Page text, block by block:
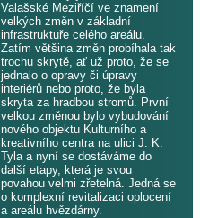
Valašské Meziříčí ve znamení
velkých změn v základní
infrastruktuře celého areálu.
Zatím většina změn probíhala tak
trochu skrytě, ať už proto, že se
jednalo o opravy či úpravy
interiérů nebo proto, že byla
skryta za hradbou stromů. První
velkou změnou bylo vybudování
nového objektu Kulturního a
kreativního centra na ulici J. K.
Tyla a nyní se dostáváme do
další etapy, která je svou
povahou velmi zřetelná. Jedná se
o komplexní revitalizaci oplocení
a areálu hvězdárny.